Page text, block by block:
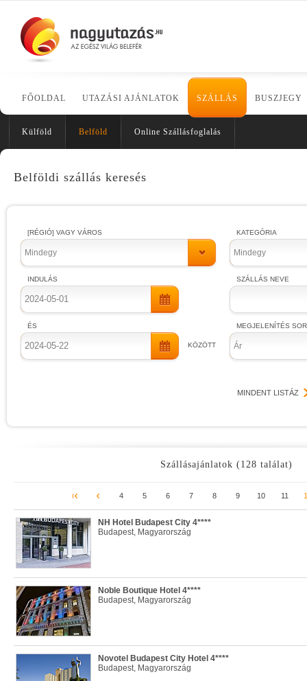
FŐOLDAL UTAZÁSI AJÁNLATOK SZÁLLÁS BUSZJEGY
Külföld Belföld Online Szállásfoglalás
Belföldi szállás keresés
[RÉGIÓ] VAGY VÁROS
Mindegy
INDULÁS
ÉS
KÖZÖTT
KATEGÓRIA
Mindegy
SZÁLLÁS NEVE
MEGJELENÍTÉS
Ár
MINDENT LISTÁZ
Szállásajánlatok (128 találat)
4 5 6 7 8 9 10 11
NH Hotel Budapest City 4****
Budapest, Magyarország
Noble Boutique Hotel 4****
Budapest, Magyarország
Novotel Budapest City Hotel 4****
Budapest, Magyarország